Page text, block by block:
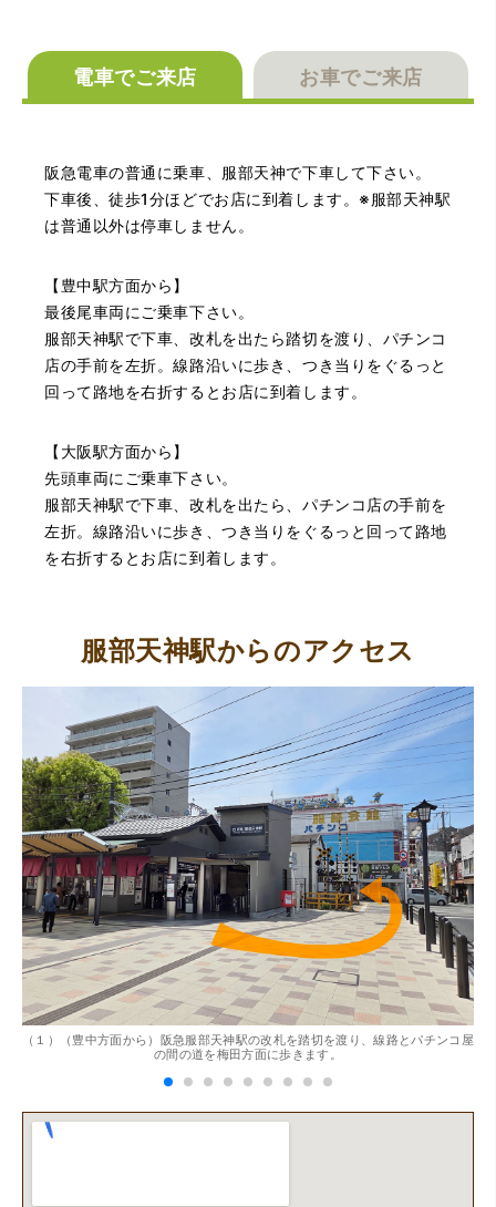
電車でご来店 お車でご来店
阪急電車の普通に乗車、服部天神で下車して下さい。
下車後、徒歩1分ほどでお店に到着します。※服部天神駅
は普通以外は停車しません。
【豊中駅方面から】
最後尾車両にご乗車下さい。
服部天神駅で下車、改札を出たら踏切を渡り、パチンコ
店の手前を左折。線路沿いに歩き、つき当りをぐるっと
回って路地を右折するとお店に到着します。
【大阪駅方面から】
先頭車両にご乗車下さい。
服部天神駅で下車、改札を出たら、パチンコ店の手前を
左折。線路沿いに歩き、つき当りをぐるっと回って路地
を右折するとお店に到着します。
服部天神駅からのアクセス
（１）（豊中方面から）阪急服部天神駅の改札を踏切を渡り、線路とパチンコ屋
の間の道を梅田方面に歩きます。